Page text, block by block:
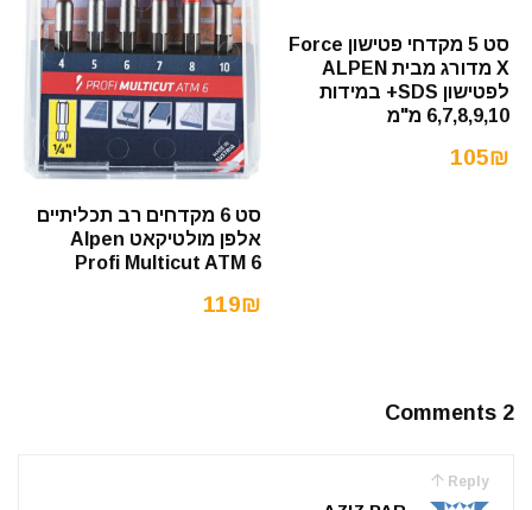
סט 5 מקדחי פטישון Force
X מדורג מבית ALPEN
לפטישון SDS+ במידות
6,7,8,9,10 מ"מ
105₪
סט 6 מקדחים רב תכליתיים
אלפן מולטיקאט Alpen
Profi Multicut ATM 6
119₪
2 Comments
Reply